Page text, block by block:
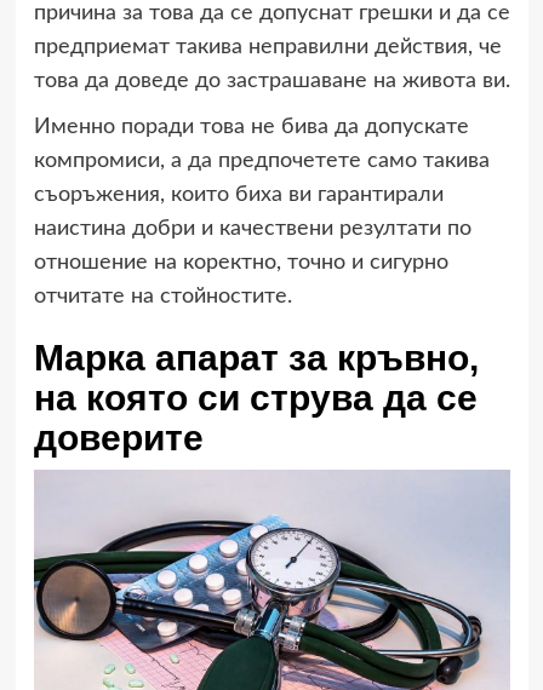
причина за това да се допуснат грешки и да се
предприемат такива неправилни действия, че
това да доведе до застрашаване на живота ви.
Именно поради това не бива да допускате
компромиси, а да предпочетете само такива
съоръжения, които биха ви гарантирали
наистина добри и качествени резултати по
отношение на коректно, точно и сигурно
отчитате на стойностите.
Марка апарат за кръвно,
на която си струва да се
доверите